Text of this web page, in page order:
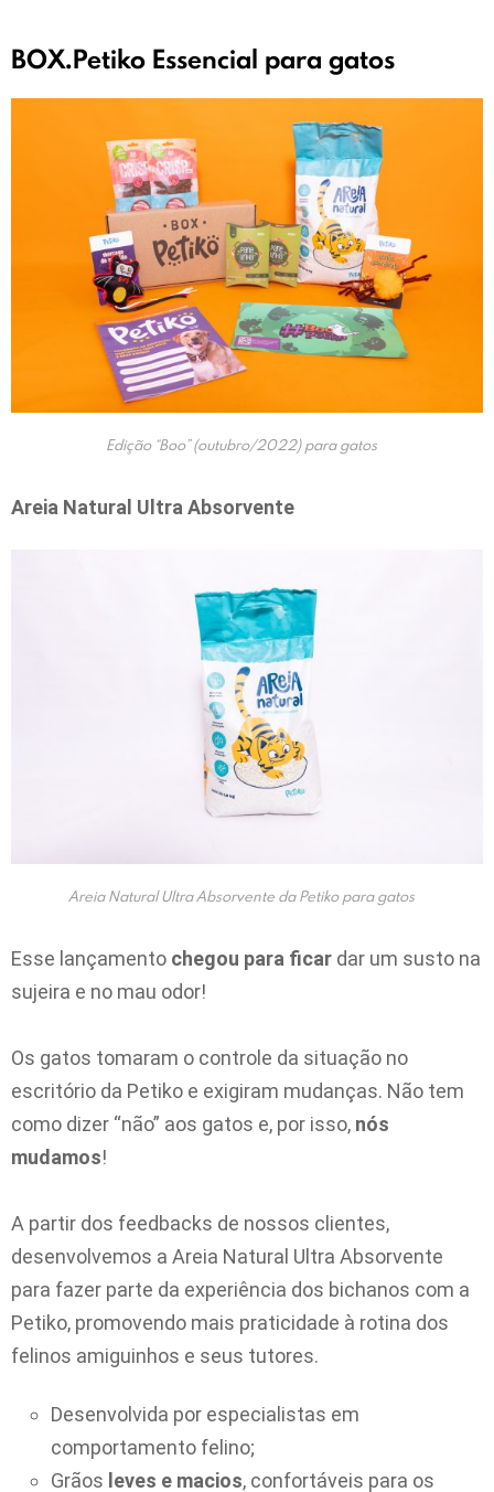
BOX.Petiko Essencial para gatos
Edição “Boo” (outubro/2022) para gatos
Areia Natural Ultra Absorvente
Areia Natural Ultra Absorvente da Petiko para gatos
Esse lançamento chegou para ficar dar um susto na
sujeira e no mau odor!
Os gatos tomaram o controle da situação no
escritório da Petiko e exigiram mudanças. Não tem
como dizer “não” aos gatos e, por isso, nós
mudamos!
A partir dos feedbacks de nossos clientes,
desenvolvemos a Areia Natural Ultra Absorvente
para fazer parte da experiência dos bichanos com a
Petiko, promovendo mais praticidade à rotina dos
felinos amiguinhos e seus tutores.
Desenvolvida por especialistas em
comportamento felino;
Grãos leves e macios, confortáveis para os